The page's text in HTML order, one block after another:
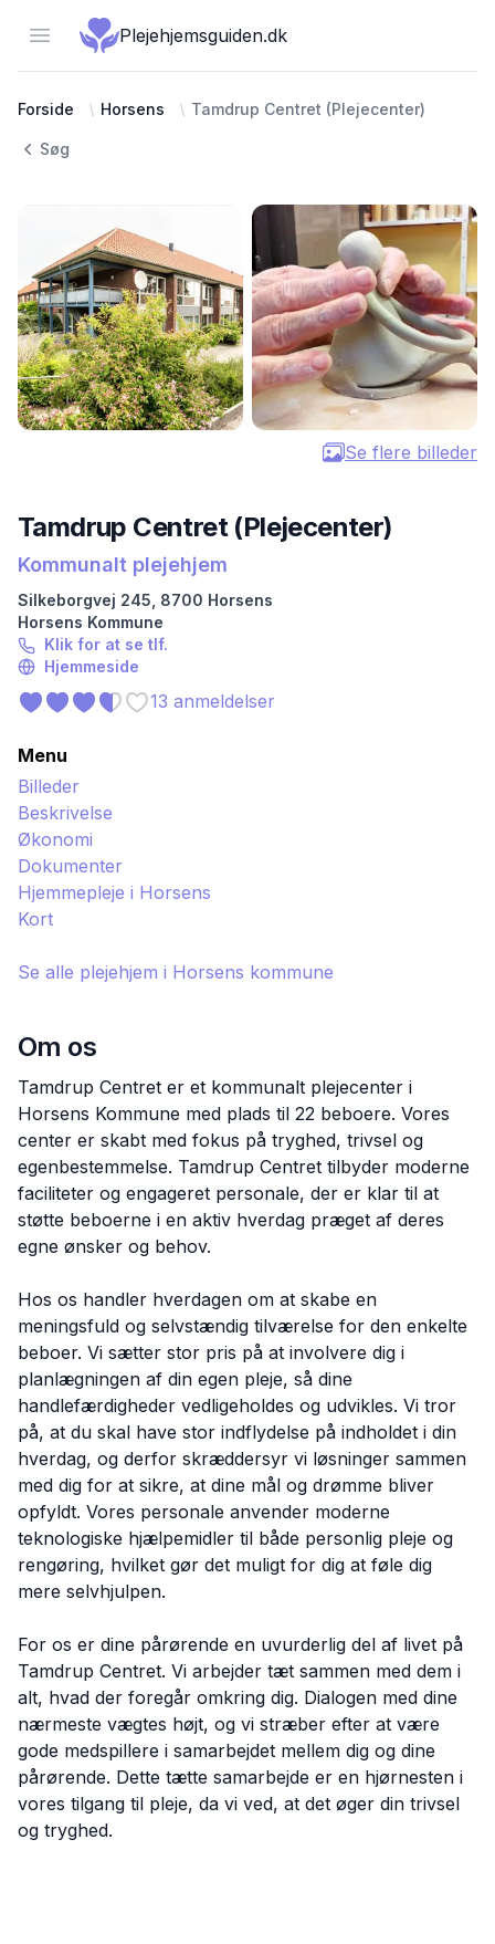
Open menuPlejehjemsguiden.dk
Forside Horsens Tamdrup Centret (Plejecenter)
Søg
Se flere billeder
Tamdrup Centret (Plejecenter)
Kommunalt plejehjem
Silkeborgvej 245 8700 Horsens
Horsens Kommune
Klik for at se tlf.
Hjemmeside
13 anmeldelser
Menu
Billeder
Beskrivelse
Økonomi
Dokumenter
Hjemmepleje i Horsens
Kort
Se alle plejehjem i Horsens kommune
Om os
Tamdrup Centret er et kommunalt plejecenter i
Horsens Kommune med plads til 22 beboere. Vores
center er skabt med fokus på tryghed, trivsel og
egenbestemmelse. Tamdrup Centret tilbyder moderne
faciliteter og engageret personale, der er klar til at
støtte beboerne i en aktiv hverdag præget af deres
egne ønsker og behov.
Hos os handler hverdagen om at skabe en
meningsfuld og selvstændig tilværelse for den enkelte
beboer. Vi sætter stor pris på at involvere dig i
planlægningen af din egen pleje, så dine
handlefærdigheder vedligeholdes og udvikles. Vi tror
på, at du skal have stor indflydelse på indholdet i din
hverdag, og derfor skræddersyr vi løsninger sammen
med dig for at sikre, at dine mål og drømme bliver
opfyldt. Vores personale anvender moderne
teknologiske hjælpemidler til både personlig pleje og
rengøring, hvilket gør det muligt for dig at føle dig
mere selvhjulpen.
For os er dine pårørende en uvurderlig del af livet på
Tamdrup Centret. Vi arbejder tæt sammen med dem i
alt, hvad der foregår omkring dig. Dialogen med dine
nærmeste vægtes højt, og vi stræber efter at være
gode medspillere i samarbejdet mellem dig og dine
pårørende. Dette tætte samarbejde er en hjørnesten i
vores tilgang til pleje, da vi ved, at det øger din trivsel
og tryghed.